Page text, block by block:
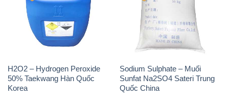
H2O2 – Hydrogen Peroxide
50% Taekwang Hàn Quốc
Korea
Sodium Sulphate – Muối
Sunfat Na2SO4 Sateri Trung
Quốc China